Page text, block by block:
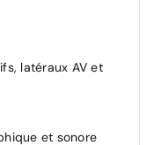
latéraux AV et
et sonore